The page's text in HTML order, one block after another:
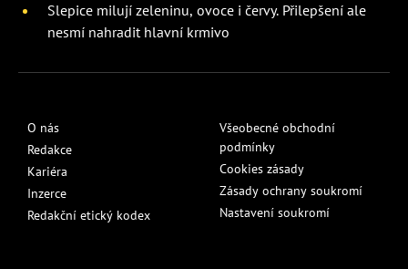
Slepice milují zeleninu, ovoce i červy. Přilepšení ale
nesmí nahradit hlavní krmivo
O nás
Redakce
Kariéra
Inzerce
Redakční etický kodex
Všeobecné obchodní
podmínky
Cookies zásady
Zásady ochrany soukromí
Nastavení soukromí